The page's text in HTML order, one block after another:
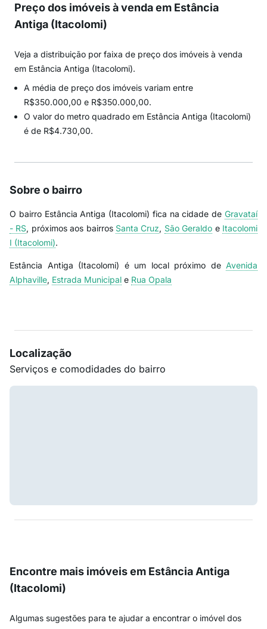
Preço dos imóveis à venda em Estância
Antiga (Itacolomi)
Veja a distribuição por faixa de preço dos imóveis à venda
em Estância Antiga (Itacolomi).
A média de preço dos imóveis variam entre
R$350.000,00 e R$350.000,00.
O valor do metro quadrado em Estância Antiga (Itacolomi)
é de R$4.730,00.
Sobre o bairro
O bairro Estância Antiga (Itacolomi) fica na cidade de Gravataí
- RS, próximos aos bairros Santa Cruz, São Geraldo e Itacolomi
I (Itacolomi).
Estância Antiga (Itacolomi) é um local próximo de Avenida
Alphaville, Estrada Municipal e Rua Opala
Localização
Serviços e comodidades do bairro
Encontre mais imóveis em Estância Antiga
(Itacolomi)
Algumas sugestões para te ajudar a encontrar o imóvel dos